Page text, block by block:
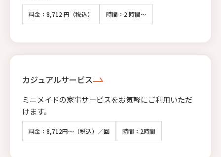
料金：8,712 円（税込） 時間：2 時間～
カジュアルサービス
ミニメイドの家事サービスをお気軽にご利用いただ
けます。
料金：8,712円～（税込）／回 時間：2時間